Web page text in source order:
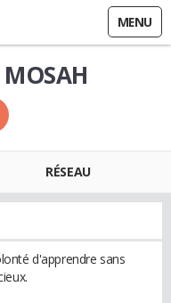
MENU
RÉSEAU
d'apprendre sans